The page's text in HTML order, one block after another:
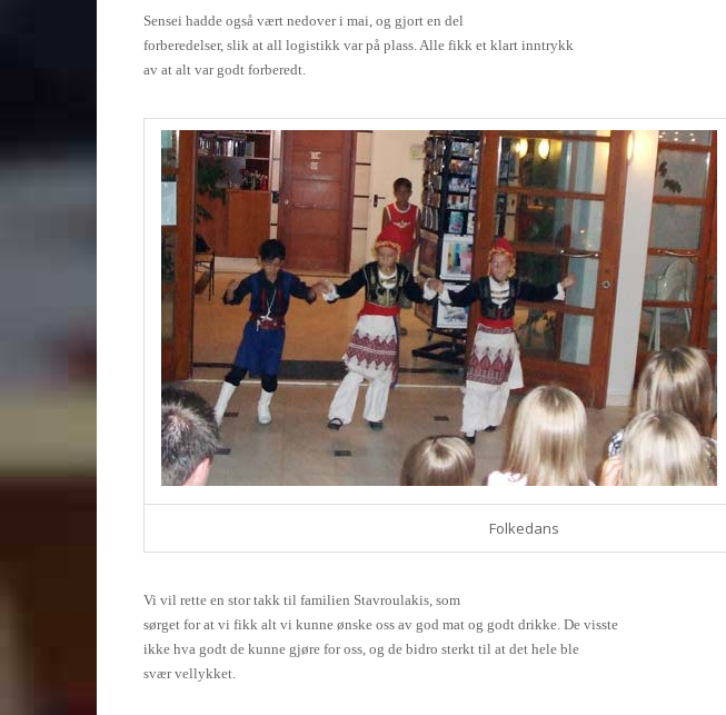
Sensei hadde også vært nedover i mai, og gjort en del
forberedelser, slik at all logistikk var på plass. Alle fikk et klart inntrykk
av at alt var godt forberedt.
Folkedans
Vi vil rette en stor takk til familien Stavroulakis, som
sørget for at vi fikk alt vi kunne ønske oss av god mat og godt drikke. De visste
ikke hva godt de kunne gjøre for oss, og de bidro sterkt til at det hele ble
svær vellykket.